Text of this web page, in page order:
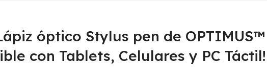
óptico Stylus pen de OPTIMUS™
con Tablets, Celulares y PC Táctil!